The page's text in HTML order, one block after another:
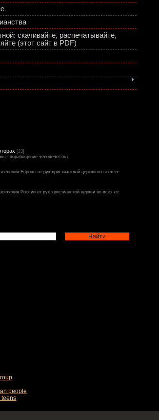
скачивайте, распечатывайте,
(этот сайт в PDF)
[23]
- порабощение человечества
Европы от рук христианской церкви во всех ее
России от рук христианской церкви во всех ее
people
teens